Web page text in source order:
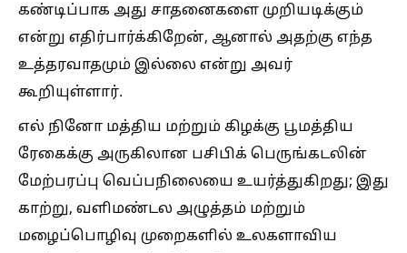
கண்டிப்பாக அது சாதனைகளை முறியடிக்கும்
என்று எதிர்பார்க்கிறேன், ஆனால் அதற்கு எந்த
உத்தரவாதமும் இல்லை என்று அவர்
கூறியுள்ளார்.
எல் நினோ மத்திய மற்றும் கிழக்கு பூமத்திய
ரேகைக்கு அருகிலான பசிபிக் பெருங்கடலின்
மேற்பரப்பு வெப்பநிலையை உயர்த்துகிறது; இது
காற்று, வளிமண்டல அழுத்தம் மற்றும்
மழைப்பொழிவு முறைகளில் உலகளாவிய